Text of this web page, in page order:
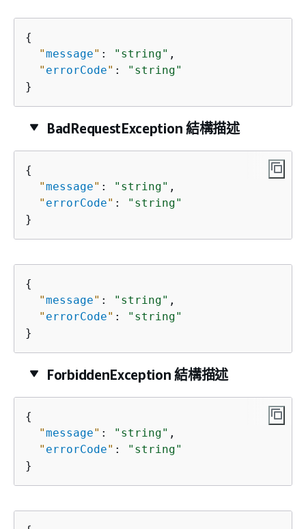
{
"message" : "string" ,
" errorCode" :
"string"
}
BadRequestException 結構描述
{
"message" : "string" ,
" errorCode" :
"string"
}
{
"message" : "string" ,
" errorCode" :
"string"
}
ForbiddenException 結構描述
{
"message" : "string" ,
" errorCode" :
"string"
}